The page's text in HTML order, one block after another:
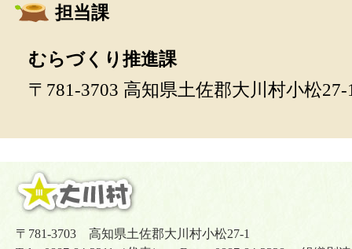
担当課
むらづくり推進課
〒781-3703 高知県土佐郡大川村小松27-
〒781-3703 高知県土佐郡大川村小松27-1